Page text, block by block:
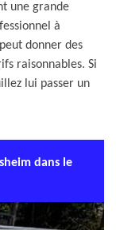
une grande
à
donner des
raisonnables. Si
lui passer un
dans le